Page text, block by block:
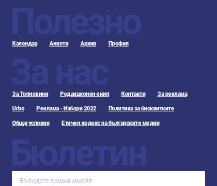
Полезно
Календар Анкети Архив Профил
За нас
За Топновини Редакционен екип Контакти За реклама
Urbo Реклама - Избори 2022 Политика за бисквитките
Общи условия Етичен кодекс на българските медии
Бюлетин